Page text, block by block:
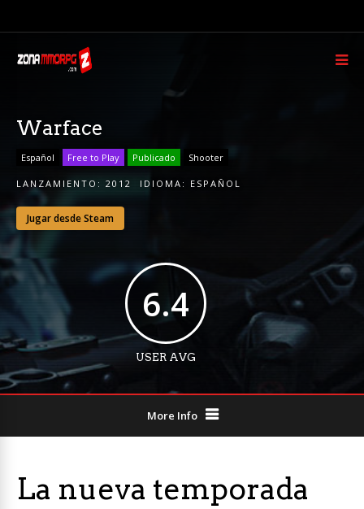
Warface
Español Free to Play Publicado Shooter
LANZAMIENTO: 2012 IDIOMA: ESPAÑOL
Jugar desde Steam
6.4
USER AVG
More Info
La nueva temporada